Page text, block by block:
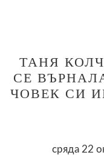
ТАНЯ
СЕ
ЧОВЕК СИ
сряда 22